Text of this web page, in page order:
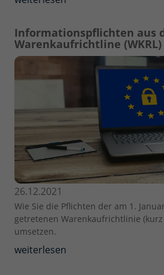
Informationspflichten aus
Warenkaufrichtline (WKRL)
26.12.2021
Wie Sie die Pflichten der am 1.
getretenen Warenkaufrichtlinie (kurz
umsetzen.
weiterlesen